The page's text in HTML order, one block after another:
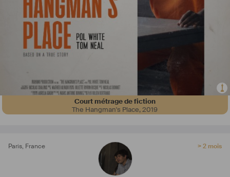
Court métrage de fiction
The Hangman's Place,2019
Paris, France > 2 mois